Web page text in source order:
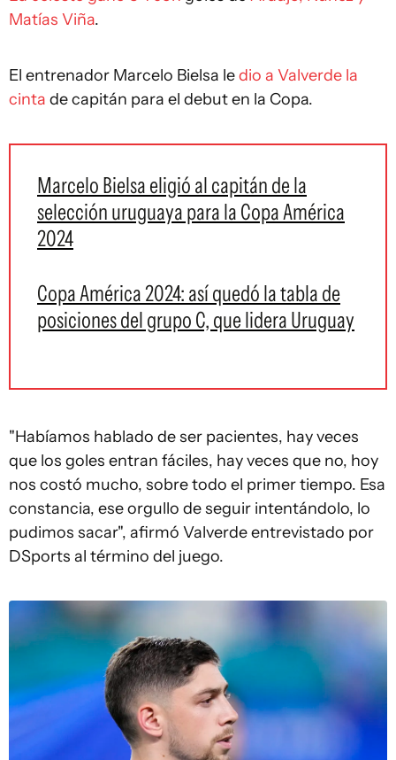
Matías Viña.
El entrenador Marcelo Bielsa ledio a Valverde la
cinta de capitán para el debut en la Copa.
Marcelo Bielsa eligió al capitán de la
selección uruguaya para la Copa América
2024
Copa América 2024: así quedó la tabla de
posiciones del grupo C, que lidera Uruguay
"Habíamos hablado de ser pacientes, hay veces
que los goles entran fáciles, hay veces que no, hoy
nos costó mucho, sobre todo el primer tiempo. Esa
constancia, ese orgullo de seguir intentándolo, lo
pudimos sacar", afirmó Valverde entrevistado por
DSports al término del juego.